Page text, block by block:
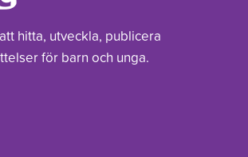
hitta, utveckla, publicera
för barn och unga.